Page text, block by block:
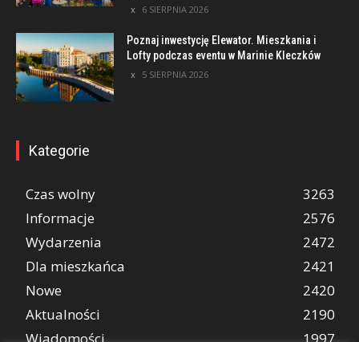
6 SIERPNIA 2026
Poznaj inwestycję Elewator. Mieszkania i
Lofty podczas eventu w Marinie Kleczków
5 SIERPNIA 2026
Kategorie
Czas wolny
3263
Informacje
2576
Wydarzenia
2472
Dla mieszkańca
2421
Nowe
2420
Aktualności
2190
Wiadomości
1997